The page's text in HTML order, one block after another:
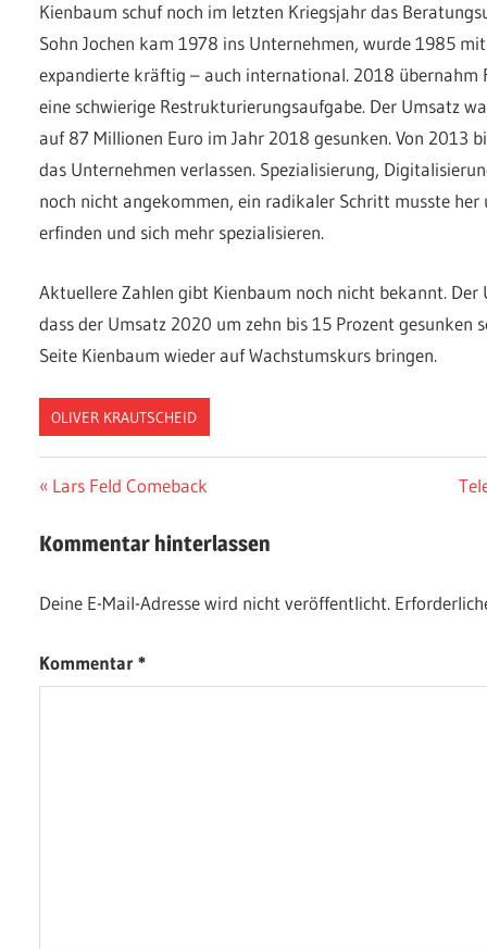
Kienbaum schuf noch im letzten Kriegsjahr das
Sohn Jochen kam 1978 ins Unternehmen, wurde 1985
expandierte kräftig – auch international. 2018 übernahm
eine schwierige Restrukturierungsaufgabe. Der Umsatz
auf 87 Millionen Euro im Jahr 2018 gesunken. Von 2013
das Unternehmen verlassen. Spezialisierung,
noch nicht angekommen, ein radikaler Schritt musste her
erfinden und sich mehr spezialisieren.
Aktuellere Zahlen gibt Kienbaum noch nicht bekannt.
dass der Umsatz 2020 um zehn bis 15 Prozent gesunken
Seite Kienbaum wieder auf Wachstumskurs bringen.
OLIVER KRAUTSCHEID
Beitragsnavigation
Vorheriger
Lars Feld Comeback
Kommentar hinterlassen
Deine E-Mail-Adresse wird nicht veröffentlicht.
Kommentar*